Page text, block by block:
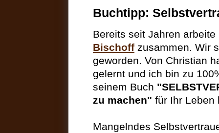
Buchtipp:
Bereits seit Jahren
Bischoff zusammen. Wir
geworden. Von Christian
gelernt und ich bin zu
seinem Buch "
zu machen" für Ihr Leben
Mangelndes